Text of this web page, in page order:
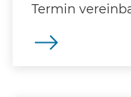
Termin